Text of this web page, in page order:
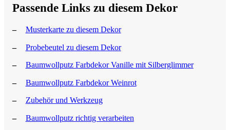
Passende Links zu diesem Dekor
Musterkarte zu diesem Dekor
Probebeutel zu diesem Dekor
Baumwollputz Farbdekor Vanille mit Silberglimmer
Baumwollputz Farbdekor Weinrot
Zubehör und Werkzeug
Baumwollputz richtig verarbeiten